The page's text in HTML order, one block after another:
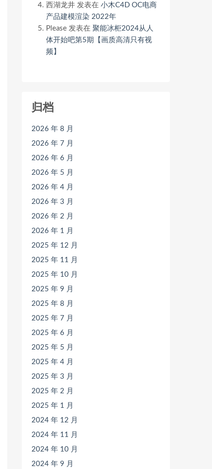
西湖龙井 发表在 小木C4D OC电商
产品建模渲染 2022年
Please 发表在 聚能冰柜2024从人
体开始吧第5期【画质高清只有视
频】
归档
2026 年 8 月
2026 年 7 月
2026 年 6 月
2026 年 5 月
2026 年 4 月
2026 年 3 月
2026 年 2 月
2026 年 1 月
2025 年 12 月
2025 年 11 月
2025 年 10 月
2025 年 9 月
2025 年 8 月
2025 年 7 月
2025 年 6 月
2025 年 5 月
2025 年 4 月
2025 年 3 月
2025 年 2 月
2025 年 1 月
2024 年 12 月
2024 年 11 月
2024 年 10 月
2024 年 9 月